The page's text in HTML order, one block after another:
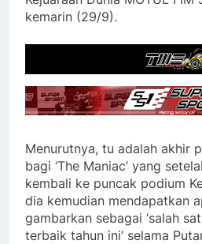
kemarin (29/9).
Menurutnya, tu adalah akhir
bagi ‘The Maniac’ yang
kembali ke puncak podium
dia kemudian mendapatkan
gambarkan sebagai ‘salah
terbaik tahun ini’ selama